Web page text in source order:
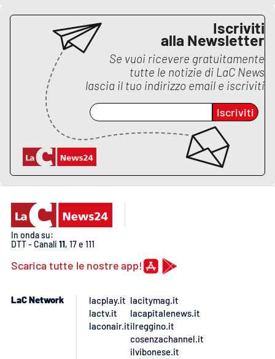
Storie
NETWORK
Lacplay.it
Lactv.it
Laconair.it
Lacapitalenews.it
Ilreggino.it
Ilvibonese.it
Iscriviti
alla Newsletter
Se vuoi ricevere gratuitamente
tutte le notizie di LaC News
lascia il tuo indirizzo email e iscriviti
Iscriviti
In onda su:
DTT - Canali 11, 17 e 111
Scarica tutte le nostre app!
LaC Network
lacplay.it
lactv.it
laconair.it
lacitymag.it
lacapitalenews.it
ilreggino.it
cosenzachannel.it
ilvibonese.it